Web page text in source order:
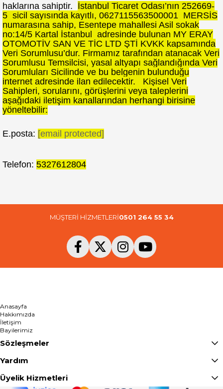
haklarına sahiptir. İstanbul Ticaret Odası’nın 252669-
5 sicil sayısında kayıtlı, 0627115563500001 MERSİS
numarasına sahip, Esentepe mahallesi Asil sokak
no:14/5 Kartal İstanbul adresinde bulunan MY ERAY
OTOMOTİV SAN VE TİC LTD ŞTİ KVKK kapsamında
Veri Sorumlusu’dur. Firmamız tarafından atanacak Veri
Sorumlusu Temsilcisi, yasal altyapı sağlandığında Veri
Sorumluları Sicilinde ve bu belgenin bulunduğu
internet adresinde ilan edilecektir. Kişisel Veri
Sahipleri, sorularını, görüşlerini veya taleplerini
aşağıdaki iletişim kanallarından herhangi birisine
yöneltebilir:
E.posta: [email protected]
Telefon: 5327612804
MÜŞTERİ HİZMETLERİ0501 264 55 34
Anasayfa
Hakkımızda
İletişim
Bayilerimiz
Sözleşmeler
Yardım
Üyelik Hizmetleri